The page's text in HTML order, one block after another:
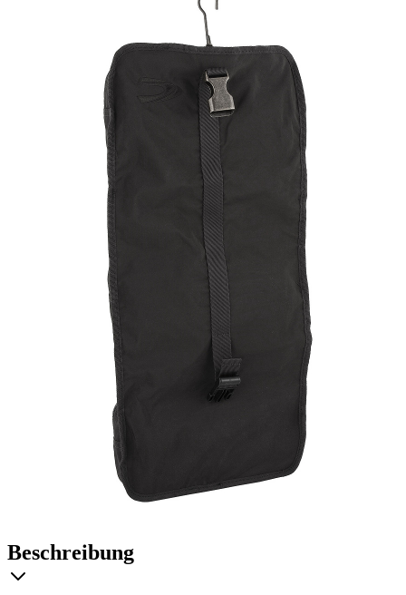
Beschreibung